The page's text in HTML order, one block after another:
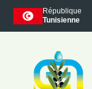
Skip to main content
République
Tunisienne